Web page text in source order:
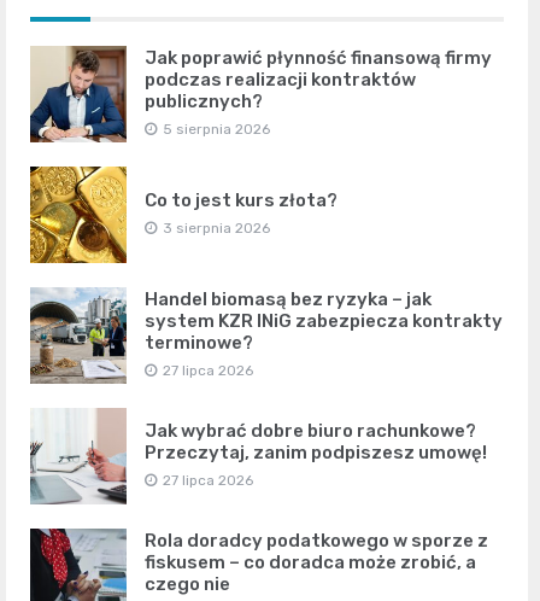
Jak poprawić płynność finansową firmy
podczas realizacji kontraktów
publicznych?
5 sierpnia 2026
Co to jest kurs złota?
3 sierpnia 2026
Handel biomasą bez ryzyka – jak
system KZR INiG zabezpiecza kontrakty
terminowe?
27 lipca 2026
Jak wybrać dobre biuro rachunkowe?
Przeczytaj, zanim podpiszesz umowę!
27 lipca 2026
Rola doradcy podatkowego w sporze z
fiskusem – co doradca może zrobić, a
czego nie